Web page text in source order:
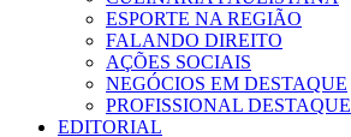
ESPORTE NA REGIÃO
FALANDO DIREITO
AÇÕES SOCIAIS
NEGÓCIOS EM DESTAQUE
PROFISSIONAL DESTAQUE
EDITORIAL